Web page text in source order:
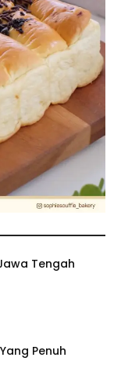
Tengah
Penuh